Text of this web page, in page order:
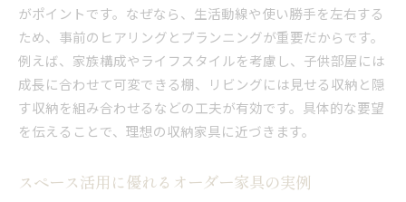
がポイントです。なぜなら、生活動線や使い勝手を左右する
ため、事前のヒアリングとプランニングが重要だからです。
例えば、家族構成やライフスタイルを考慮し、子供部屋には
成長に合わせて可変できる棚、リビングには見せる収納と隠
す収納を組み合わせるなどの工夫が有効です。具体的な要望
を伝えることで、理想の収納家具に近づきます。
スペース活用に優れるオーダー家具の実例